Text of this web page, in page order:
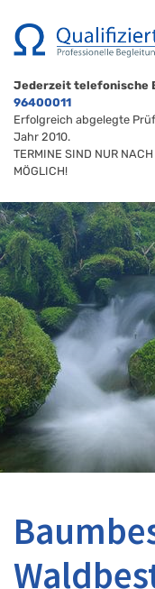
Jederzeit telefonische
96400011
Erfolgreich abgelegte
Jahr 2010.
TERMINE SIND NUR
MÖGLICH!